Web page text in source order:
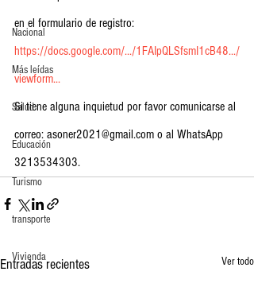
Nacional
Más leídas
Salud
Educación
Turismo
transporte
Vivienda
en el formulario de registro:
https://docs.google.com/.../1FAIpQLSfsmI1cB48.../
viewform...
Si tiene alguna inquietud por favor comunicarse al
correo: asoner2021@gmail.com o al WhatsApp
3213534303.
Entradas recientes Ver todo